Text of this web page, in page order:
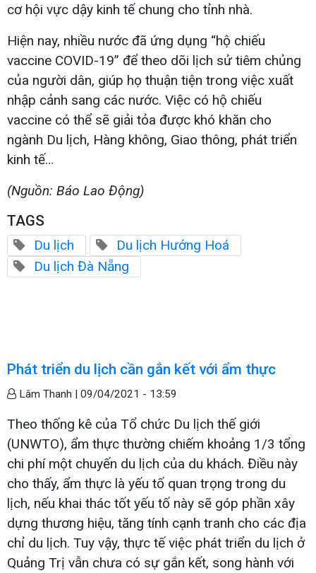
cơ hội vực dậy kinh tế chung cho tỉnh nhà.
Hiện nay, nhiều nước đã ứng dụng “hộ chiếu
vaccine COVID-19” để theo dõi lịch sử tiêm chủng
của người dân, giúp họ thuận tiện trong việc xuất
nhập cảnh sang các nước. Việc có hộ chiếu
vaccine có thể sẽ giải tỏa được khó khăn cho
ngành Du lịch, Hàng không, Giao thông, phát triển
kinh tế…
(Nguồn: Báo Lao Động)
TAGS
Du lịch
Du lịch Hướng Hoá
Du lịch Đà Nẵng
Phát triển du lịch cần gắn kết với ẩm thực
Lâm Thanh | 09/04/2021 - 13:59
Theo thống kê của Tổ chức Du lịch thế giới
(UNWTO), ẩm thực thường chiếm khoảng 1/3 tổng
chi phí một chuyến du lịch của du khách. Điều này
cho thấy, ẩm thực là yếu tố quan trọng trong du
lịch, nếu khai thác tốt yếu tố này sẽ góp phần xây
dựng thương hiệu, tăng tính cạnh tranh cho các địa
chỉ du lịch. Tuy vậy, thực tế việc phát triển du lịch ở
Quảng Trị vẫn chưa có sự gắn kết, song hành với